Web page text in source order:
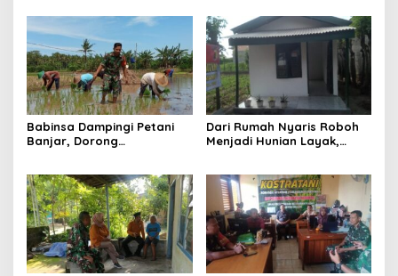
Babinsa Dampingi Petani
Banjar, Dorong
Dari Rumah Nyaris Roboh
Menjadi Hunian Layak,